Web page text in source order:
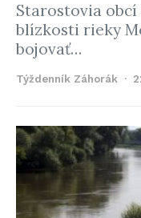
Starostovia obcí
blízkosti rieky
bojovať…
Týždenník Záhorák